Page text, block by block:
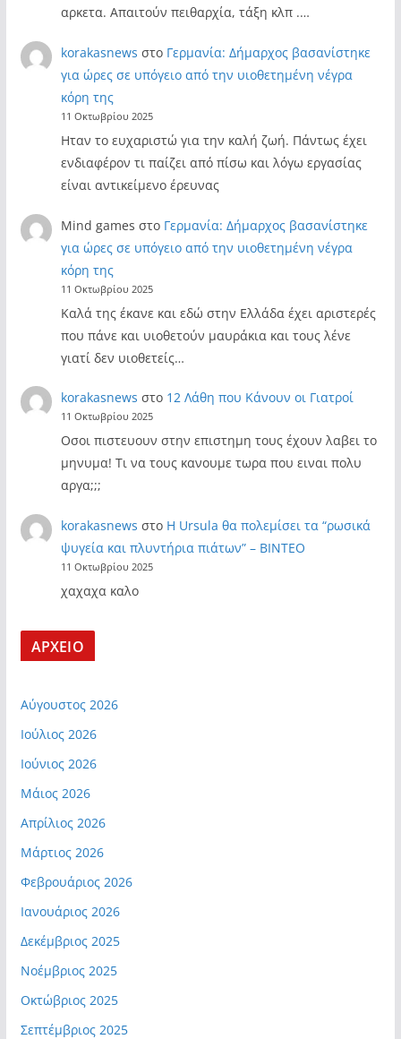
αρκετα. Απαιτούν πειθαρχία, τάξη κλπ .…
korakasnews στο Γερμανία: Δήμαρχος βασανίστηκε
για ώρες σε υπόγειο από την υιοθετημένη νέγρα
κόρη της
11 Οκτωβρίου 2025
Ηταν το ευχαριστώ για την καλή ζωή. Πάντως έχει
ενδιαφέρον τι παίζει από πίσω και λόγω εργασίας
είναι αντικείμενο έρευνας
Mind games στο Γερμανία: Δήμαρχος βασανίστηκε
για ώρες σε υπόγειο από την υιοθετημένη νέγρα
κόρη της
11 Οκτωβρίου 2025
Καλά της έκανε και εδώ στην Ελλάδα έχει αριστερές
που πάνε και υιοθετούν μαυράκια και τους λένε
γιατί δεν υιοθετείς…
korakasnews στο 12 Λάθη που Κάνουν οι Γιατροί
11 Οκτωβρίου 2025
Οσοι πιστευουν στην επιστημη τους έχουν λαβει το
μηνυμα! Τι να τους κανουμε τωρα που ειναι πολυ
αργα;;;
korakasnews στο Η Ursula θα πολεμίσει τα “ρωσικά
ψυγεία και πλυντήρια πιάτων” – ΒΙΝΤΕΟ
11 Οκτωβρίου 2025
χαχαχα καλο
ΑΡΧΕΙΟ
Αύγουστος 2026
Ιούλιος 2026
Ιούνιος 2026
Μάιος 2026
Απρίλιος 2026
Μάρτιος 2026
Φεβρουάριος 2026
Ιανουάριος 2026
Δεκέμβριος 2025
Νοέμβριος 2025
Οκτώβριος 2025
Σεπτέμβριος 2025